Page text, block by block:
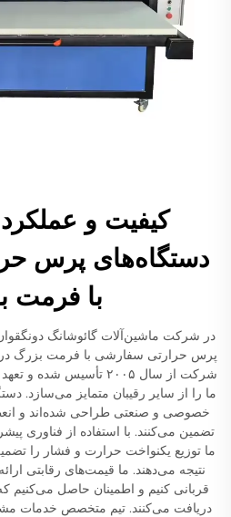
کیفیت و
دستگاه‌های پرس
با فرمت
در شرکت ماشین‌آلات گائوشانگ
پرس حرارتی سفارشی با فرمت بزرگ در
شرکت از سال ۲۰۰۵
ما را از سایر رقیبان متمایز می‌سازد.
خصوصی و صنعتی طراحی شده‌اند و
تضمین می‌کنند. با استفاده از فناوری
ما توزیع یکنواخت حرارت و فشار را
نتیجه می‌دهند. ما قیمت‌های رقابتی
قربانی کنیم و اطمینان حاصل می‌کنیم
دریافت می‌کنند. تیم متخصص خدمات